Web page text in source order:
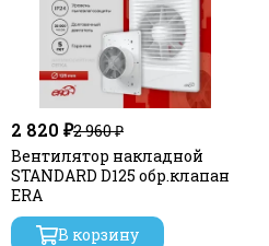
2 820 ₽2 960 ₽
Вентилятор накладной
STANDARD D125 обр.клапан
ERA
В корзину